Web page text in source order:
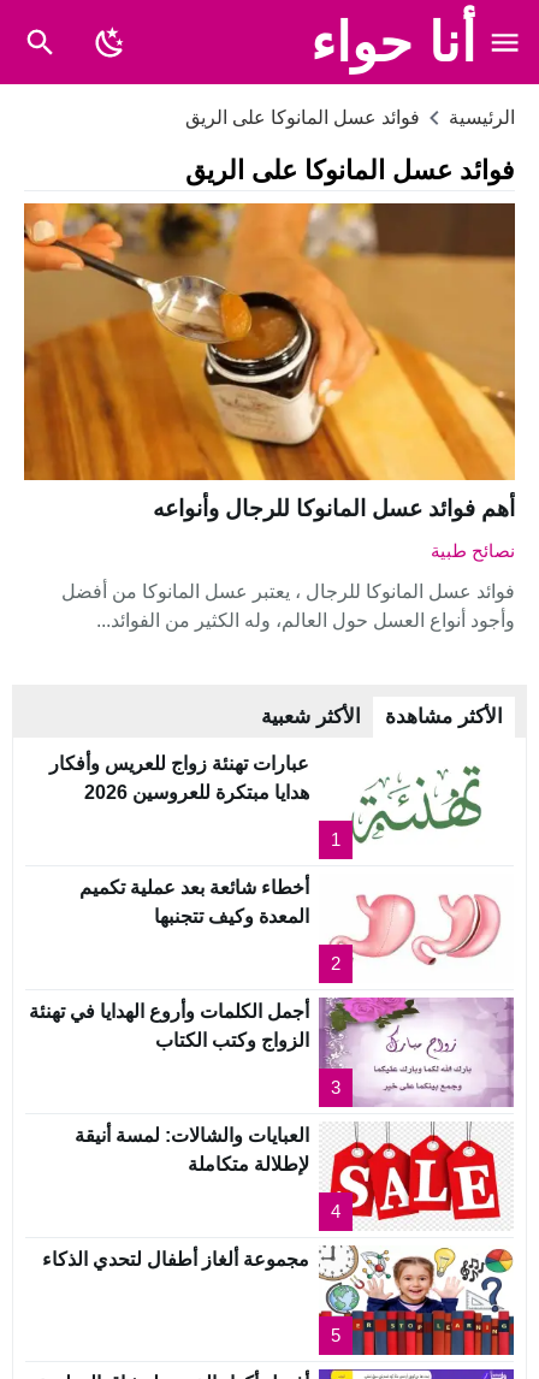
أنا حواء
الرئيسية فوائد عسل المانوكا على الريق
فوائد عسل المانوكا على الريق
أهم فوائد عسل المانوكا للرجال وأنواعه
نصائح طبية
فوائد عسل المانوكا للرجال ، يعتبر عسل المانوكا من أفضل
وأجود أنواع العسل حول العالم، وله الكثير من الفوائد...
الأكثر مشاهدة الأكثر شعبية
1
عبارات تهنئة زواج للعريس وأفكار
هدايا مبتكرة للعروسين 2026
2
أخطاء شائعة بعد عملية تكميم
المعدة وكيف تتجنبها
3
أجمل الكلمات وأروع الهدايا في تهنئة
الزواج وكتب الكتاب
4
العبايات والشالات: لمسة أنيقة
لإطلالة متكاملة
5
مجموعة ألغاز أطفال لتحدي الذكاء